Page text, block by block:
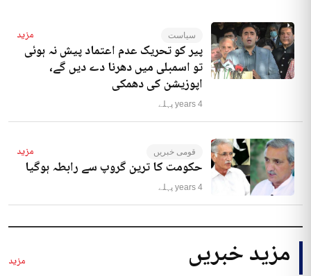
سیاست مزید
پیر کو تحریک عدم اعتماد پیش نہ ہوئی
تو اسمبلی میں دھرنا دے دیں گے،
اپوزیشن کی دھمکی
4 years پہلے
قومی خبریں مزید
حکومت کا ترین گروپ سے رابطہ ہوگیا
4 years پہلے
مزید خبریں مزید